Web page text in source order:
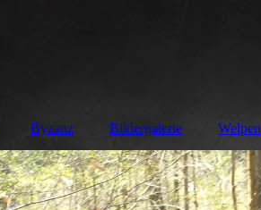
Byzanz Bildergalerie Welpen